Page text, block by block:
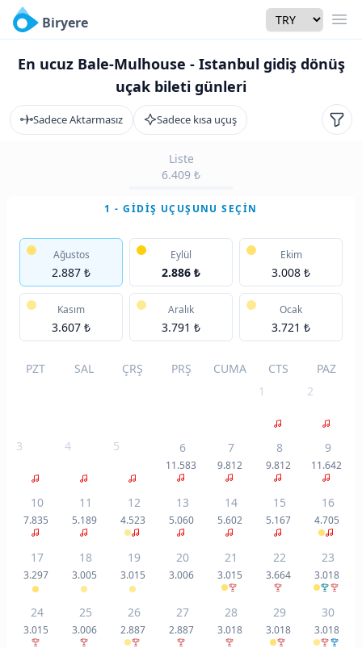
Biryere Currency
En ucuz Bale-Mulhouse - Istanbul gidiş dönüş
uçak bileti günleri
Sadece Aktarmasız Sadece kısa uçuş
Liste
6.409 ₺
1 - GIDIŞ UÇUŞUNU SEÇIN
Ağustos
2.887 ₺
Eylül
2.886 ₺
Ekim
3.008 ₺
Kasım
3.607 ₺
Aralık
3.791 ₺
Ocak
3.721 ₺
PZT SAL ÇRŞ PRŞ CUMA CTS
PAZ
1
2
3 4 5 6
11.583
7
9.812
8
9.812
9
11.642
10
7.835
11
5.189
12
4.523
13
5.060
14
5.602
15
5.167
16
4.705
17
3.297
18
3.005
19
3.015
20
3.006
21
3.015
22
3.664
23
3.018
24
3.015
25
3.006
26
2.887
27
2.887
28
3.018
29
3.018
30
3.018